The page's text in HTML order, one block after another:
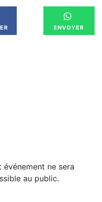
ENVOYER
ne sera
au public.